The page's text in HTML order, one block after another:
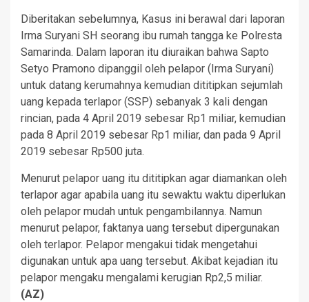
Diberitakan sebelumnya, Kasus ini berawal dari laporan
Irma Suryani SH seorang ibu rumah tangga ke Polresta
Samarinda. Dalam laporan itu diuraikan bahwa Sapto
Setyo Pramono dipanggil oleh pelapor (Irma Suryani)
untuk datang kerumahnya kemudian dititipkan sejumlah
uang kepada terlapor (SSP) sebanyak 3 kali dengan
rincian, pada 4 April 2019 sebesar Rp1 miliar, kemudian
pada 8 April 2019 sebesar Rp1 miliar, dan pada 9 April
2019 sebesar Rp500 juta.
Menurut pelapor uang itu dititipkan agar diamankan oleh
terlapor agar apabila uang itu sewaktu waktu diperlukan
oleh pelapor mudah untuk pengambilannya. Namun
menurut pelapor, faktanya uang tersebut dipergunakan
oleh terlapor. Pelapor mengakui tidak mengetahui
digunakan untuk apa uang tersebut. Akibat kejadian itu
pelapor mengaku mengalami kerugian Rp2,5 miliar.
(AZ)